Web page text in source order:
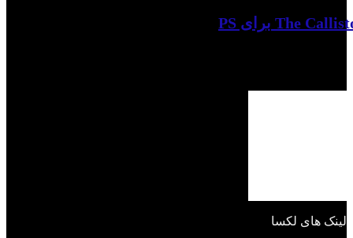
لینک های لکسا